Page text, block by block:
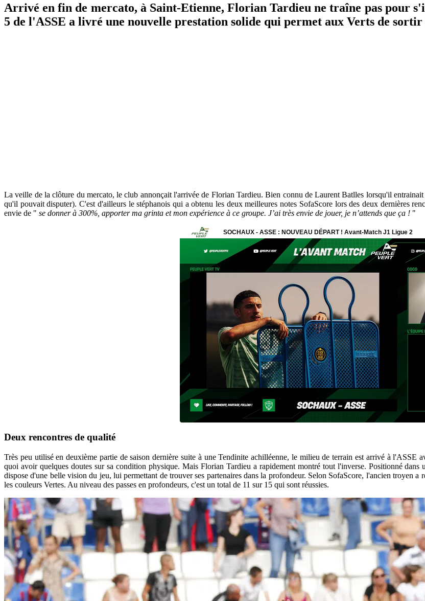
Arrivé en fin de mercato, à Saint-Etienne, Florian Tardieu ne traîne pas pour
5 de l'ASSE a livré une nouvelle prestation solide qui permet aux Verts de
La veille de la clôture du mercato, le club annonçait l'arrivée de Florian Tardieu. Bien connu de Laurent Batlles lorsqu'il
qu'il pouvait disputer). C'est d'ailleurs le stéphanois qui a obtenu les deux meilleures notes SofaScore lors des deux dernières
envie de " se donner à 300%, apporter ma grinta et mon expérience à ce groupe. J’ai très envie de jouer, je n’attends que ça ! "
Deux rencontres de qualité
Très peu utilisé en deuxième partie de saison dernière suite à une Tendinite achilléenne, le milieu de terrain est arrivé à l'ASSE
quoi avoir quelques doutes sur sa condition physique. Mais Florian Tardieu a rapidement montré tout l'inverse. Positionné
dispose d'une belle vision du jeu, lui permettant de trouver ses partenaires dans la profondeur. Selon SofaScore, l'ancien troyen a
les couleurs Vertes. Au niveau des passes en profondeurs, c'est un total de 11 sur 15 qui sont réussies.